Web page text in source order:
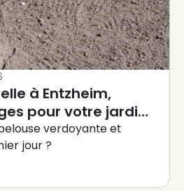
à Entzheim,
pour votre jardin
verdoyante et
jour ?